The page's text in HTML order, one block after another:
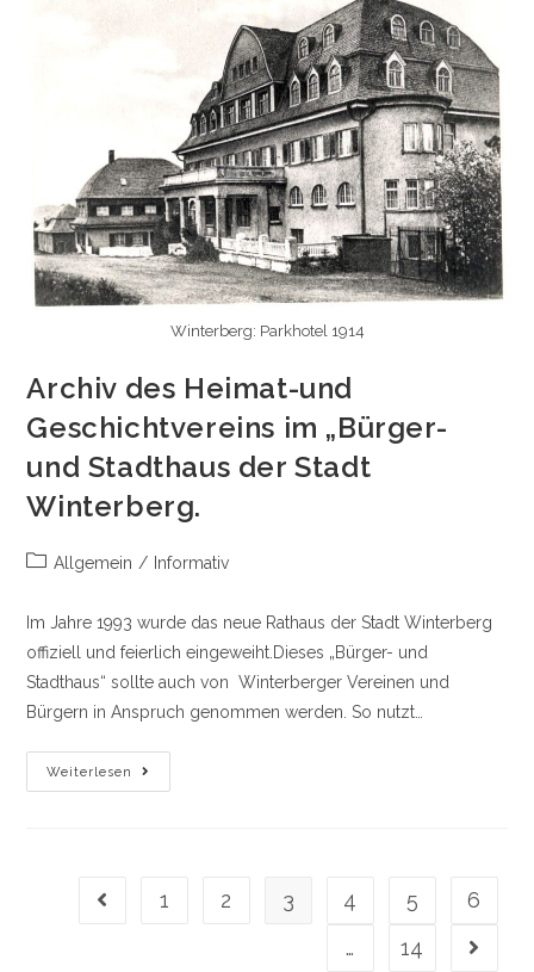
Winterberg: Parkhotel 1914
Archiv des Heimat-und
Geschichtvereins im „Bürger-
und Stadthaus der Stadt
Winterberg.
Beitrags-
Allgemein / Informativ
Im Jahre 1993 wurde das neue Rathaus der Stadt Winterberg
offiziell und feierlich eingeweiht.Dieses „Bürger- und
Stadthaus“ sollte auch von Winterberger Vereinen und
Bürgern in Anspruch genommen werden. So nutzt…
Weiterlesen
Archiv
Des
Stadthaus
Gehe zur vorherigen Seite
1 2 3 4 5
6
…
14 Gehe